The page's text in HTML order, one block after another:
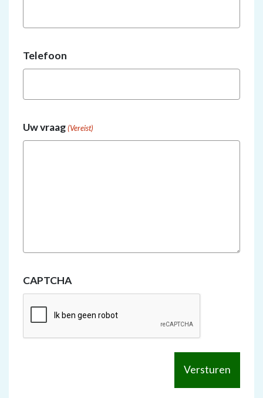
Telefoon
Uw vraag (Vereist)
CAPTCHA